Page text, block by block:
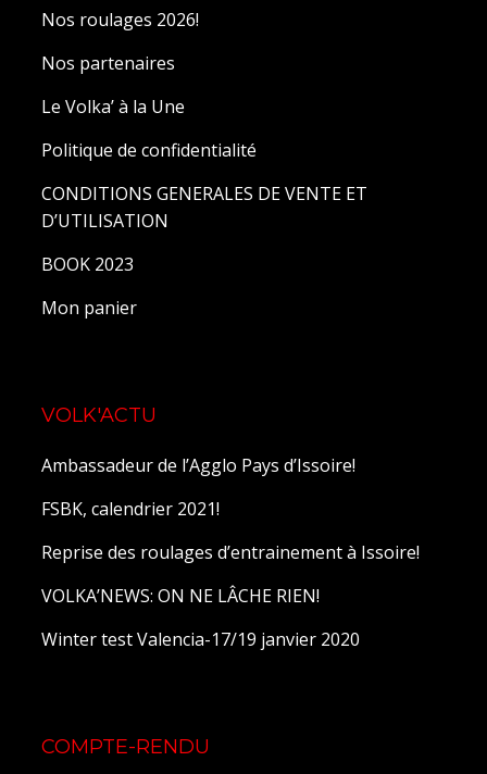
Nos roulages 2026!
Nos partenaires
Le Volka’ à la Une
Politique de confidentialité
CONDITIONS GENERALES DE VENTE ET
D’UTILISATION
BOOK 2023
Mon panier
VOLK'ACTU
Ambassadeur de l’Agglo Pays d’Issoire!
FSBK, calendrier 2021!
Reprise des roulages d’entrainement à Issoire!
VOLKA’NEWS: ON NE LÂCHE RIEN!
Winter test Valencia-17/19 janvier 2020
COMPTE-RENDU